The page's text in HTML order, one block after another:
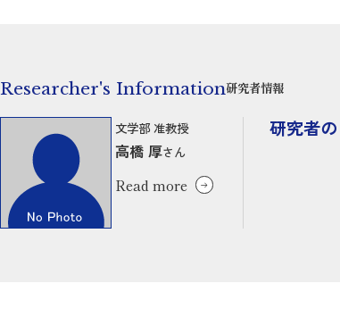
Researcher's Information研究者情報
文学部 准教授
高橋 厚さん
Read more
研究者